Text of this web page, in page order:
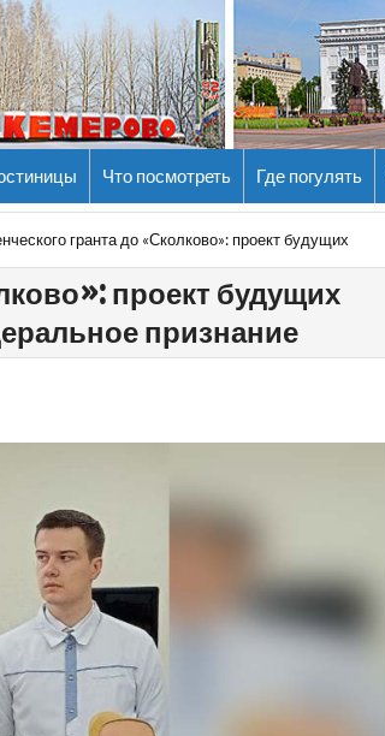
Что посмотреть Где погулять
гранта до «Сколково»: проект будущих
проект будущих
признание